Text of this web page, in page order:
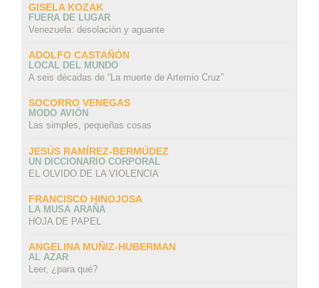
GISELA KOZAK
FUERA DE LUGAR
Venezuela: desolación y aguante
ADOLFO CASTAÑÓN
LOCAL DEL MUNDO
A seis décadas de “La muerte de Artemio Cruz”
SOCORRO VENEGAS
MODO AVIÓN
Las simples, pequeñas cosas
JESÚS RAMÍREZ-BERMÚDEZ
UN DICCIONARIO CORPORAL
EL OLVIDO DE LA VIOLENCIA
FRANCISCO HINOJOSA
LA MUSA ARAÑA
HOJA DE PAPEL
ANGELINA MUÑIZ-HUBERMAN
AL AZAR
Leer, ¿para qué?